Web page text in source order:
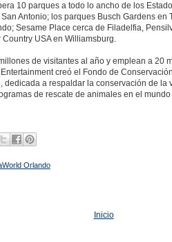
10 parques a todo lo ancho de los
Antonio; los parques Busch Gardens en
Sesame Place cerca de Filadelfia,
USA en Williamsburg.
de visitantes al año y emplean a 20
creó el Fondo de
dedicada a respaldar la conservación de la
de rescate de animales en el
Orlando
Inicio